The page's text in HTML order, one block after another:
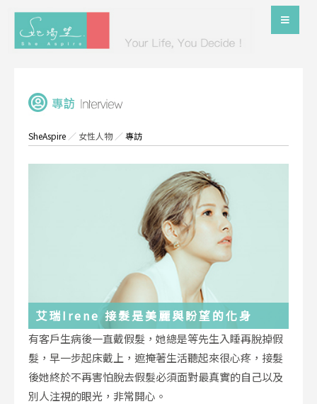
SheAspire ／ 女性人物／專訪
艾瑞Irene 接髮是美麗與盼望的化身
有客戶生病後一直戴假髮，她總是等先生入睡再脫掉假
髮，早一步起床戴上，遮掩著生活聽起來很心疼，接髮
後她終於不再害怕脫去假髮必須面對最真實的自己以及
別人注視的眼光，非常開心。